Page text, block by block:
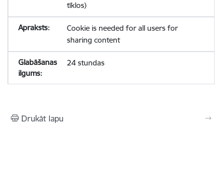
tīklos)
Cookie is needed for all users for
sharing content
24 stundas
Drukāt lapu